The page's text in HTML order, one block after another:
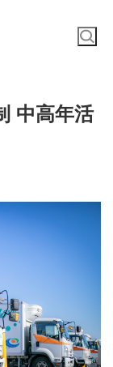
中高年活